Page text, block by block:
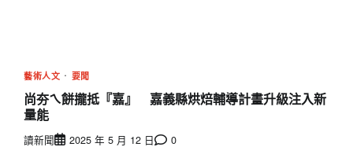
藝術人文 要聞
尚夯ㄟ餅攏抵『嘉』 嘉義縣烘焙輔導計畫升級注入新
量能
讀新聞 2025 年 5 月 12 日 0